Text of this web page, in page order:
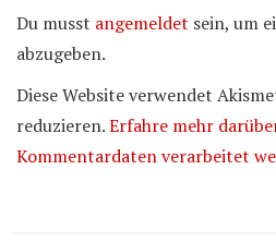
Du musst angemeldet sein, um
abzugeben.
Diese Website verwendet
reduzieren.Erfahre mehr
Kommentardaten verarbeitet